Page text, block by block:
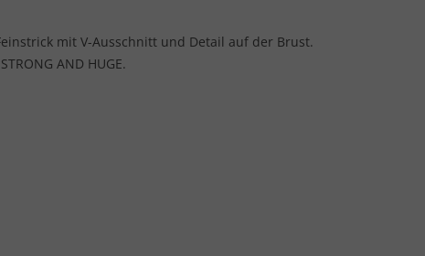
mit V-Ausschnitt und Detail auf der Brust.
AND HUGE.